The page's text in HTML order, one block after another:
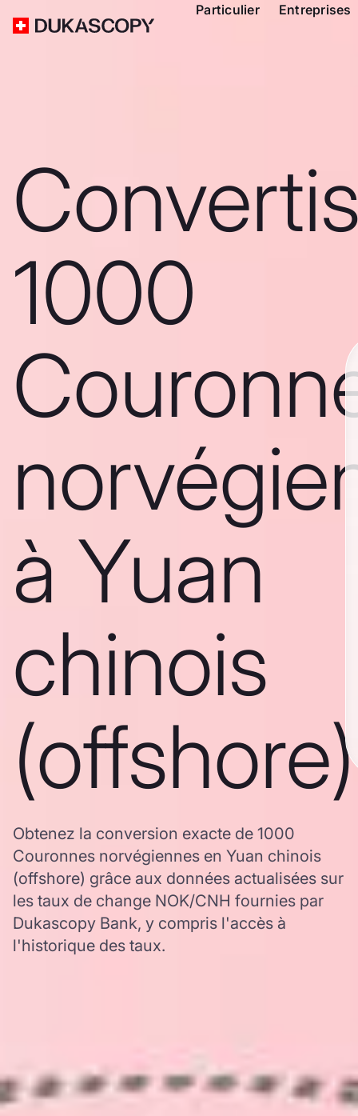
Particulier Entreprises
1000
à Yuan
chinois
(offshore)
Obtenez la conversion exacte de 1000
Couronnes norvégiennes en Yuan chinois
(offshore) grâce aux données actualisées sur
les taux de change NOK/CNH fournies par
Dukascopy Bank, y compris l'accès à
l'historique des taux.